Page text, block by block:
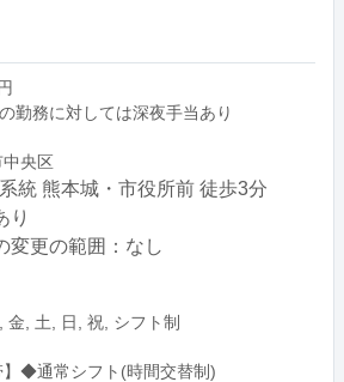
勤務に対しては深夜手当あり
央区
統 熊本城・市役所前 徒歩3分
り
変更の範囲：なし
金, 土, 日, 祝, シフト制
】◆通常シフト(時間交替制)